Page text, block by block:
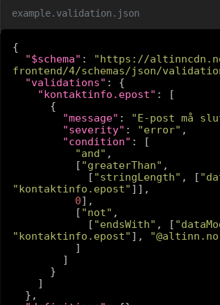
example.validation.json
"$schema" :
"https://
frontend/4/schemas/json/
"validations"
"kontaktinfo.epost"
"message" : "E-post må
"severity" : "error"
"condition"
"and"
          [
"greaterThan"
            [
"stringLength" , [
"kontaktinfo.epost"
0
          [
"not"
            [
"endsWith" , [
"kontaktinfo.epost" ],